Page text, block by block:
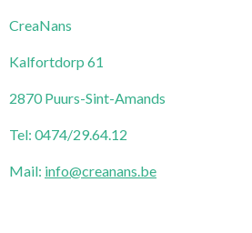
CreaNans
Kalfortdorp 61
2870 Puurs-Sint-Amands
Tel: 0474/29.64.12
Mail: info@creanans.be